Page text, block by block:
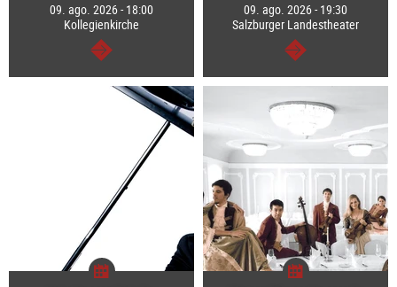
09. ago. 2026 - 18:00
Kollegienkirche
segue
09. ago. 2026 - 19:30
Salzburger Landestheater
segue